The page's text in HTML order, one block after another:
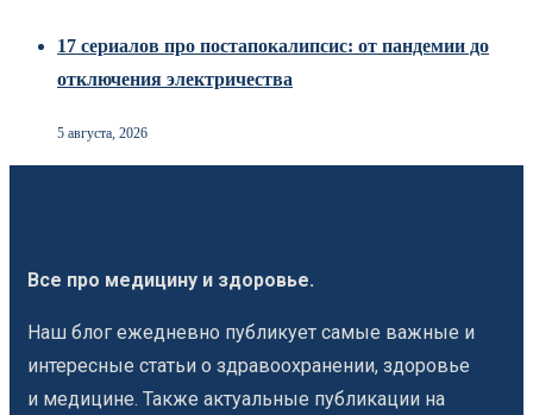
17 сериалов про постапокалипсис: от пандемии до
отключения электричества
5 августа, 2026
Все про медицину и здоровье.
Наш блог ежедневно публикует самые важные и
интересные статьи о здравоохранении, здоровье
и медицине. Также актуальные публикации на